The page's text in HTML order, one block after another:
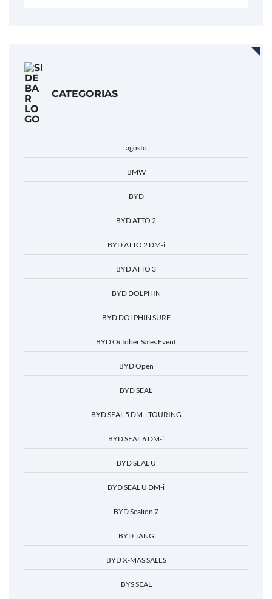
CATEGORIAS
agosto
BMW
BYD
BYD ATTO 2
BYD ATTO 2 DM-i
BYD ATTO 3
BYD DOLPHIN
BYD DOLPHIN SURF
BYD October Sales Event
BYD Open
BYD SEAL
BYD SEAL 5 DM-i TOURING
BYD SEAL 6 DM-i
BYD SEAL U
BYD SEAL U DM-i
BYD Sealion 7
BYD TANG
BYD X-MAS SALES
BYS SEAL